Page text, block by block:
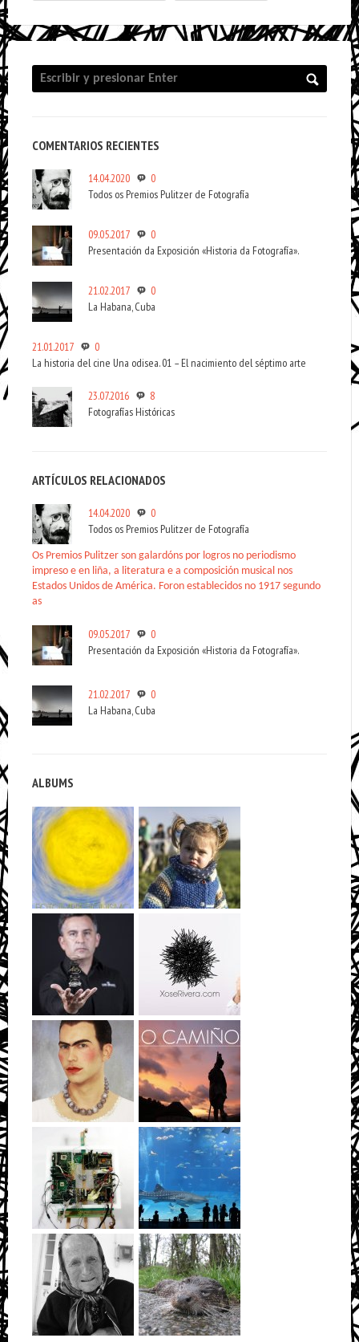
COMENTARIOS RECIENTES
14.04.2020
0
Todos os Premios Pulitzer de Fotografía
09.05.2017
0
Presentación da Exposición «Historia da Fotografía».
21.02.2017
0
La Habana, Cuba
21.01.2017
0
La historia del cine Una odisea. 01 – El nacimiento del séptimo arte
23.07.2016
8
Fotografías Históricas
ARTÍCULOS RELACIONADOS
14.04.2020
0
Todos os Premios Pulitzer de Fotografía
Os Premios Pulitzer son galardóns por logros no periodismo
impreso e en liña, a literatura e a composición musical nos
Estados Unidos de América. Foron establecidos no 1917 segundo
as
09.05.2017
0
Presentación da Exposición «Historia da Fotografía».
21.02.2017
0
La Habana, Cuba
ALBUMS